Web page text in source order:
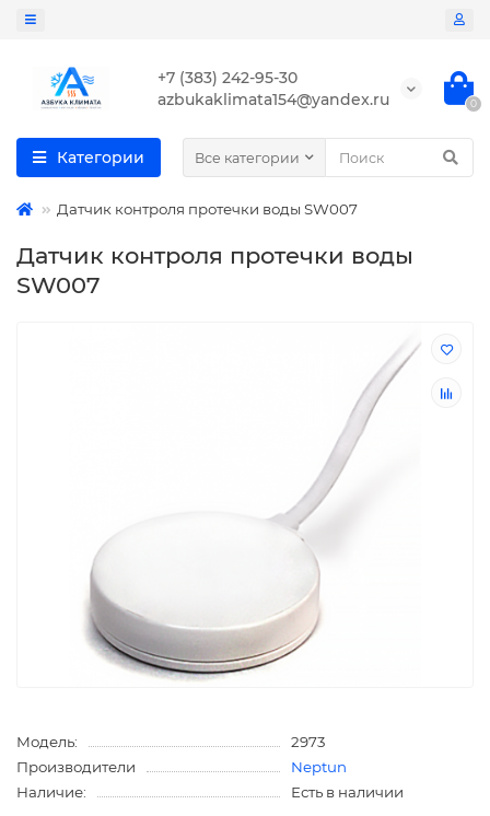
+7 (383) 242-95-30
azbukaklimata154@yandex.ru
0
Категории Все категории
Датчик контроля протечки воды SW007
Датчик контроля протечки воды
SW007
Модель:
2973
Производители
Neptun
Наличие:
Есть в наличии